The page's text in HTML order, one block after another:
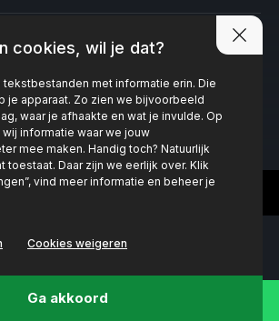
cookies, wil je dat?
met informatie erin. Die
je apparaat. Zo zien we bijvoorbeeld
waar je afhaakte en wat je invulde. Op
informatie waar we jouw
mee maken. Handig toch? Natuurlijk
toestaat. Daar zijn we eerlijk over. Klik
vind meer informatie en beheer je
Cookies weigeren
Ga akkoord